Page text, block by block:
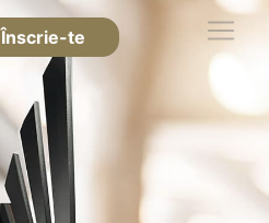
Înscrie-te